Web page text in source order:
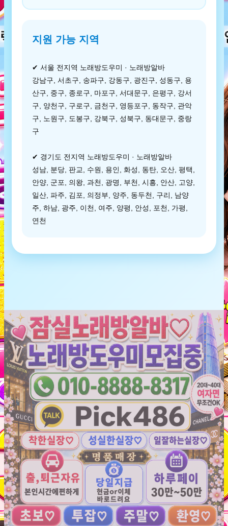
지원 가능 지역
✔ 서울 전지역 노래방도우미 · 노래방알바
강남구, 서초구, 송파구, 강동구, 광진구, 성동구, 용
산구, 중구, 종로구, 마포구, 서대문구, 은평구, 강서
구, 양천구, 구로구, 금천구, 영등포구, 동작구, 관악
구, 노원구, 도봉구, 강북구, 성북구, 동대문구, 중랑
구
✔ 경기도 전지역 노래방도우미 · 노래방알바
성남, 분당, 판교, 수원, 용인, 화성, 동탄, 오산, 평택,
안양, 군포, 의왕, 과천, 광명, 부천, 시흥, 안산, 고양,
일산, 파주, 김포, 의정부, 양주, 동두천, 구리, 남양
주, 하남, 광주, 이천, 여주, 양평, 안성, 포천, 가평,
연천